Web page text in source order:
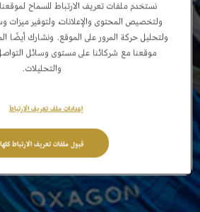
نستخدم ملفات تعريف الارتباط للسماح
ولتخصيص المحتوى والإعلانات، ولتوفير ميزات
ولتحليل حركة المرور على الموقع. ونشارك أيضًا
موقعنا مع شركائنا على مستوى وسائل التواصل
والتحليلات.
قبول ملفات تعريف الارتباط كلها
إعدادات ملف تعريف الارتباط